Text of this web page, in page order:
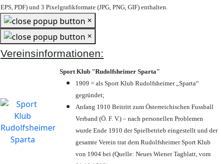
EPS, PDF) und 3 Pixelgrafikformate (JPG, PNG, GIF) enthalten.
×
×
Vereinsinformationen:
Sport Klub "Rudolfsheimer Sparta"
1909 = als Sport Klub Rudolfsheimer „Sparta“
gegründet;
Anfang 1910 Beitritt zum Österreichischen Fussball
Verband (Ö. F. V.) – nach personellen Problemen
wurde Ende 1910 der Spielbetrieb eingestellt und der
gesamte Verein trat dem Rudolfsheimer Sport Klub
von 1904 bei (Quelle: Neues Wiener Tagblatt, vom